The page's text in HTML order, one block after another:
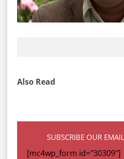
Also Read
SUBSCRIBE OUR
[mc4wp_form id="30309"]